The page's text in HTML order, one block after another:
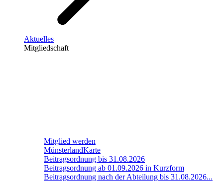
Aktuelles
Mitgliedschaft
Mitglied werden
MünsterlandKarte
Beitragsordnung bis 31.08.2026
Beitragsordnung ab 01.09.2026 in Kurzform
Beitragsordnung nach der Abteilung bis 31.08.2026...